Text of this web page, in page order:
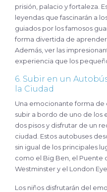
prisión, palacio y fortaleza.
leyendas que fascinarán a
guiados por los famosos
forma divertida de
Además, ver las
experiencia que los
6. Subir en un
la Ciudad
Una emocionante forma de explorar Londres con niños es
subir a bordo de uno de los
dos pisos y disfrutar de un
ciudad. Estos autobuses
sin igual de los principales
como el Big Ben, el Puente
Westminster y el London Eye.
Los niños disfrutarán del